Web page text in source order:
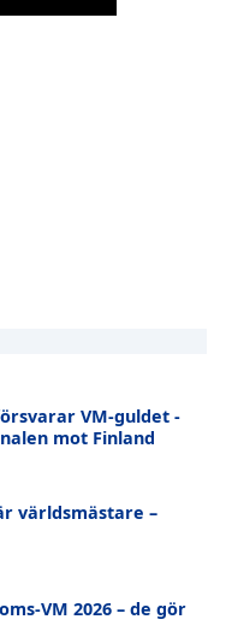
VM-guldet -
mot Finland
världsmästare –
VM 2026 – de gör